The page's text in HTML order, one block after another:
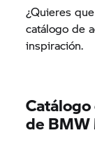
¿Quieres
catálogo de
inspiración.
de BMW